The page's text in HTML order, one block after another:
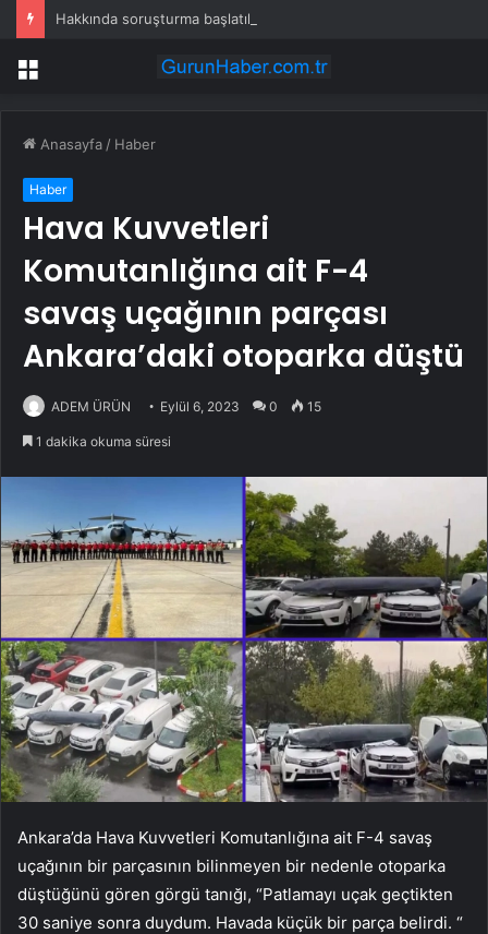
Menü
Anasayfa / Haber
Haber
Hava Kuvvetleri
Komutanlığına ait F-4
savaş uçağının parçası
Ankara’daki otoparka düştü
ADEM ÜRÜN Eylül 6, 2023 0 15
1 dakika okuma süresi
Ankara’da Hava Kuvvetleri Komutanlığına ait F-4 savaş
uçağının bir parçasının bilinmeyen bir nedenle otoparka
düştüğünü gören görgü tanığı, “Patlamayı uçak geçtikten
30 saniye sonra duydum. Havada küçük bir parça belirdi. “